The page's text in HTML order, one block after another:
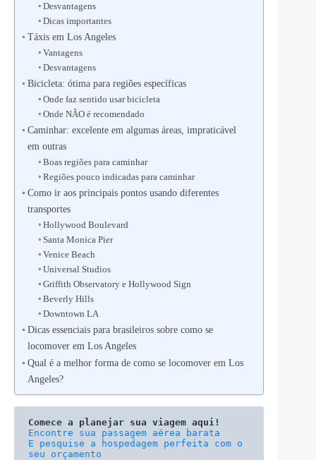
Desvantagens
Dicas importantes
Táxis em Los Angeles
Vantagens
Desvantagens
Bicicleta: ótima para regiões específicas
Onde faz sentido usar bicicleta
Onde NÃO é recomendado
Caminhar: excelente em algumas áreas, impraticável
em outras
Boas regiões para caminhar
Regiões pouco indicadas para caminhar
Como ir aos principais pontos usando diferentes
transportes
Hollywood Boulevard
Santa Monica Pier
Venice Beach
Universal Studios
Griffith Observatory e Hollywood Sign
Beverly Hills
Downtown LA
Dicas essenciais para brasileiros sobre como se
locomover em Los Angeles
Qual é a melhor forma de como se locomover em Los
Angeles?
Comece a planejar sua viagem aqui!
E pesquise a hospedagem perfeita com o
seu orçamento